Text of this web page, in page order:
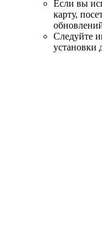
Если вы
карту,
Следуйте
установки